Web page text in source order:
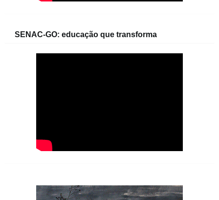
SENAC-GO: educação que transforma